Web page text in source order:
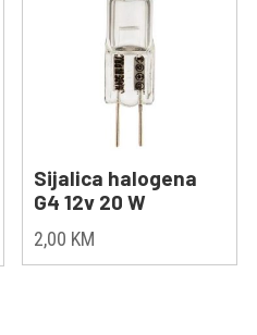
Sijalica halogena
G4 12v 20 W
2,00 KM